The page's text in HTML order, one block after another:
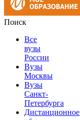
Поиск
Все
вузы
России
Вузы
Москвы
Вузы
Санкт-
Петербурга
Дистанционное